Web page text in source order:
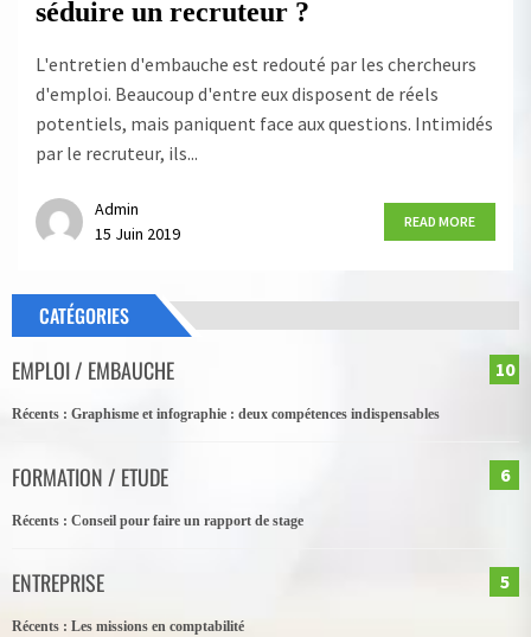
séduire un recruteur ?
L'entretien d'embauche est redouté par les chercheurs
d'emploi. Beaucoup d'entre eux disposent de réels
potentiels, mais paniquent face aux questions. Intimidés
par le recruteur, ils...
Admin
15 Juin 2019
READ MORE
CATÉGORIES
EMPLOI / EMBAUCHE 10
Récents : Graphisme et infographie : deux compétences indispensables
FORMATION / ETUDE 6
Récents : Conseil pour faire un rapport de stage
ENTREPRISE 5
Récents : Les missions en comptabilité